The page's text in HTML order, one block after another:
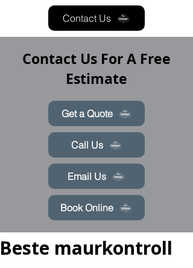
Contact Us
Contact Us For A Free
Estimate
Get a Quote
Call Us
Email Us
Book Online
Beste maurkontroll